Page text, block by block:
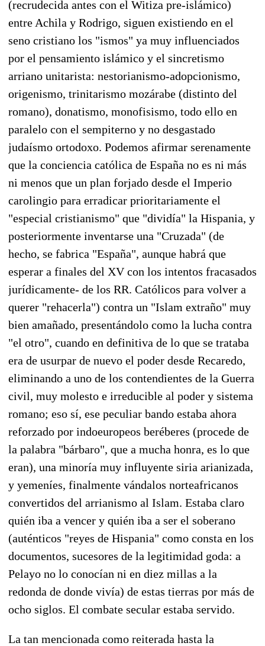
(recrudecida antes con el Witiza pre-islámico)
entre Achila y Rodrigo, siguen existiendo en el
seno cristiano los "ismos" ya muy influenciados
por el pensamiento islámico y el sincretismo
arriano unitarista: nestorianismo-adopcionismo,
origenismo, trinitarismo mozárabe (distinto del
romano), donatismo, monofisismo, todo ello en
paralelo con el sempiterno y no desgastado
judaísmo ortodoxo. Podemos afirmar serenamente
que la conciencia católica de España no es ni más
ni menos que un plan forjado desde el Imperio
carolingio para erradicar prioritariamente el
"especial cristianismo" que "dividía" la Hispania, y
posteriormente inventarse una "Cruzada" (de
hecho, se fabrica "España", aunque habrá que
esperar a finales del XV con los intentos fracasados
jurídicamente- de los RR. Católicos para volver a
querer "rehacerla") contra un "Islam extraño" muy
bien amañado, presentándolo como la lucha contra
"el otro", cuando en definitiva de lo que se trataba
era de usurpar de nuevo el poder desde Recaredo,
eliminando a uno de los contendientes de la Guerra
civil, muy molesto e irreducible al poder y sistema
romano; eso sí, ese peculiar bando estaba ahora
reforzado por indoeuropeos beréberes (procede de
la palabra "bárbaro", que a mucha honra, es lo que
eran), una minoría muy influyente siria arianizada,
y yemeníes, finalmente vándalos norteafricanos
convertidos del arrianismo al Islam. Estaba claro
quién iba a vencer y quién iba a ser el soberano
(auténticos "reyes de Hispania" como consta en los
documentos, sucesores de la legitimidad goda: a
Pelayo no lo conocían ni en diez millas a la
redonda de donde vivía) de estas tierras por más de
ocho siglos. El combate secular estaba servido.
La tan mencionada como reiterada hasta la